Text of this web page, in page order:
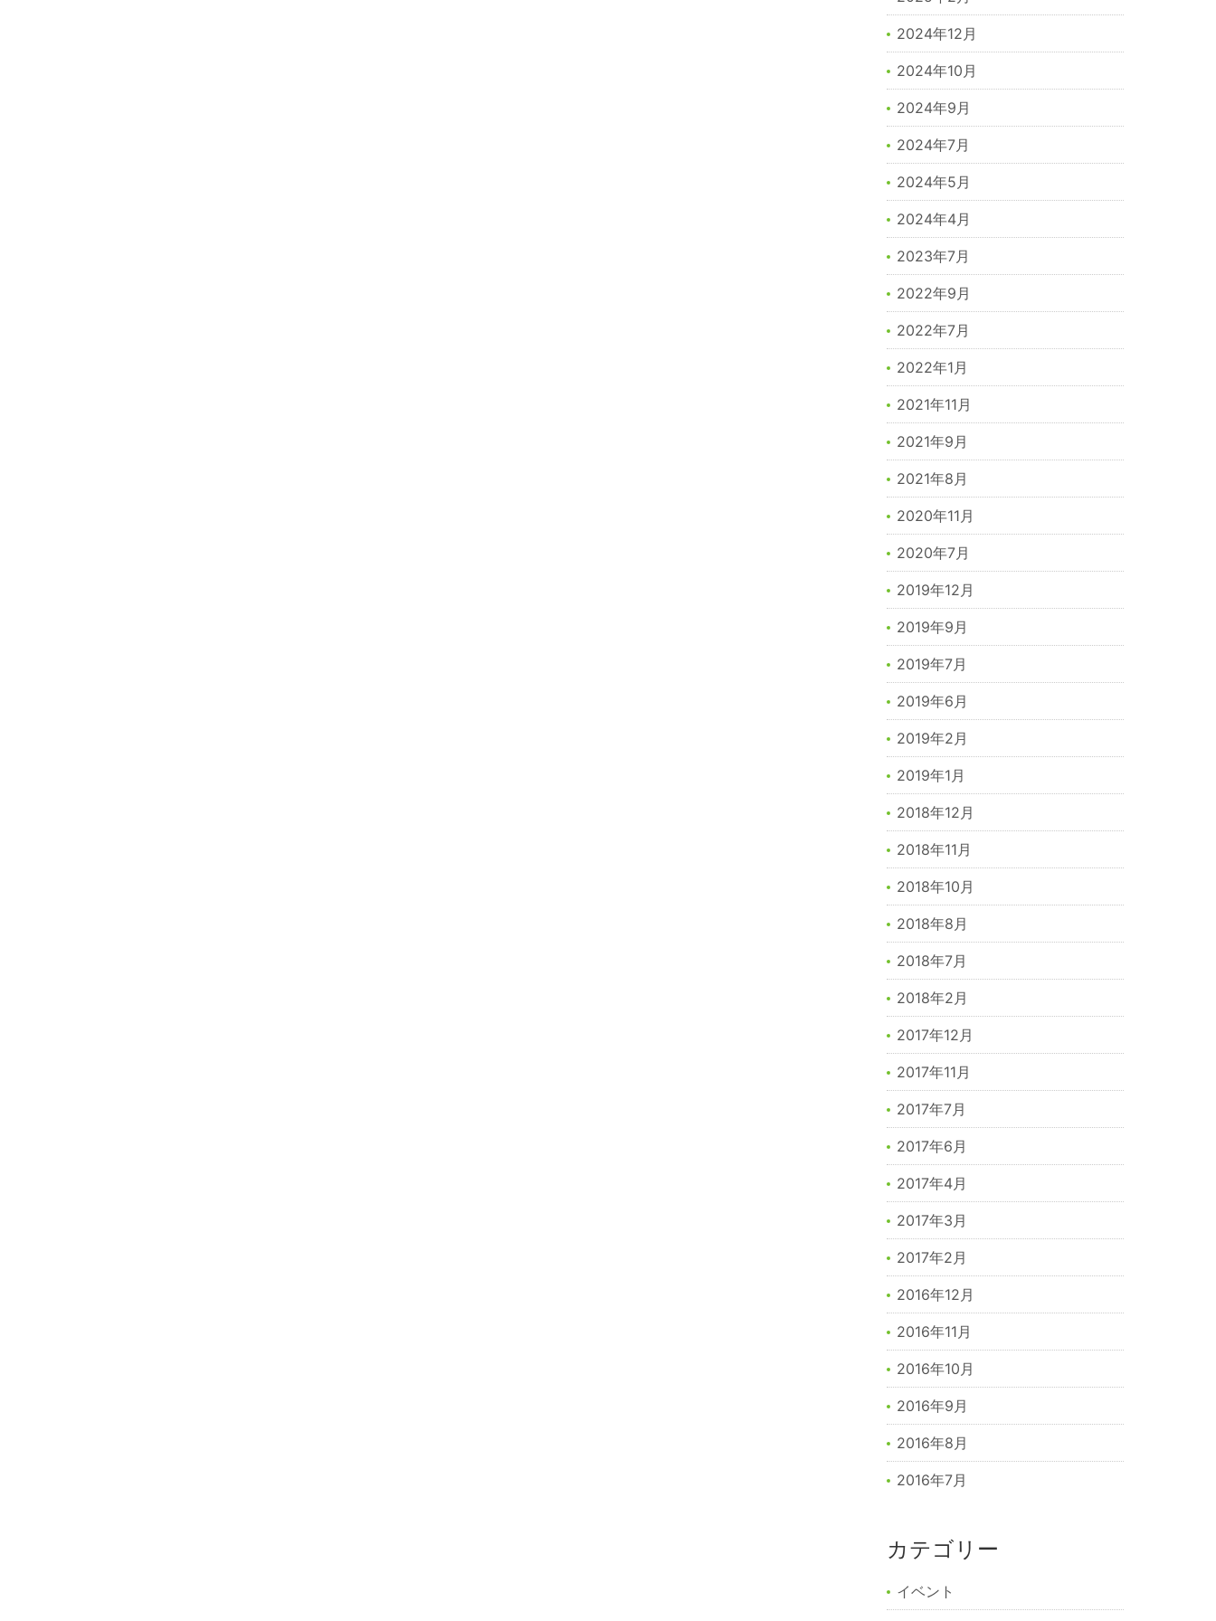
2024年12月
2024年10月
2024年9月
2024年7月
2024年5月
2024年4月
2023年7月
2022年9月
2022年7月
2022年1月
2021年11月
2021年9月
2021年8月
2020年11月
2020年7月
2019年12月
2019年9月
2019年7月
2019年6月
2019年2月
2019年1月
2018年12月
2018年11月
2018年10月
2018年8月
2018年7月
2018年2月
2017年12月
2017年11月
2017年7月
2017年6月
2017年4月
2017年3月
2017年2月
2016年12月
2016年11月
2016年10月
2016年9月
2016年8月
2016年7月
カテゴリー
イベント